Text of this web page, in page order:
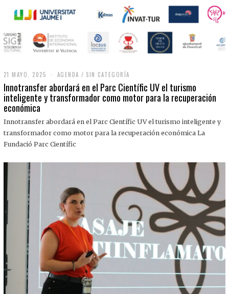
21 MAYO, 2025
M
A
Y
,
0
2
AGENDA / SIN CATEGORÍA
Innotransfer abordará en el Parc Científic UV el turismo
inteligente y transformador como motor para la recuperación
económica
Innotransfer abordará en el Parc Científic UV el turismo inteligente y
transformador como motor para la recuperación económica La
Fundació Parc Científic